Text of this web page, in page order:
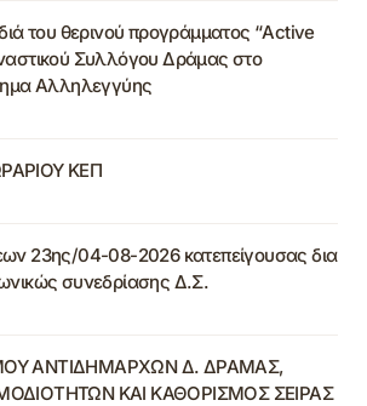
του θερινού προγράμματος “Active
Συλλόγου Δράμας στο
Αλληλεγγύης
ΚΕΠ
23ης/04-08-2026 κατεπείγουσας δια
συνεδρίασης Δ.Σ.
ΑΝΤΙΔΗΜΑΡΧΩΝ Δ. ΔΡΑΜΑΣ,
ΚΑΙ ΚΑΘΟΡΙΣΜΟΣ ΣΕΙΡΑΣ